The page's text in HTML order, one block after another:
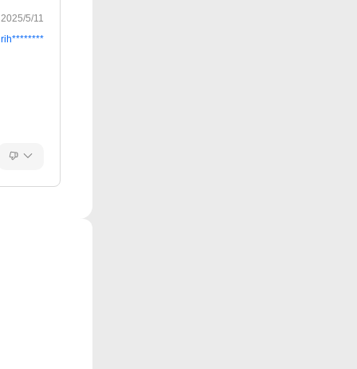
2025/5/11
rih********